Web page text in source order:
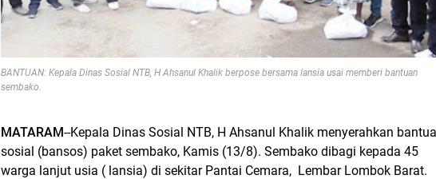
BANTUAN: Kepala Dinas Sosial NTB, H Ahsanul Khalik berpose bersama lansia usai memberi bantuan
sembako.
MATARAM--Kepala Dinas Sosial NTB, H Ahsanul Khalik menyerahkan
sosial (bansos) paket sembako, Kamis (13/8). Sembako dibagi kepada 45
warga lanjut usia ( lansia) di sekitar Pantai Cemara, Lembar Lombok Barat.